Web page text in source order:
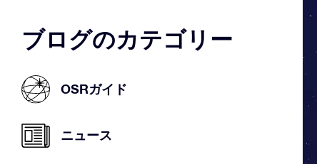
ブログのカテゴリー
OSRガイド
ニュース